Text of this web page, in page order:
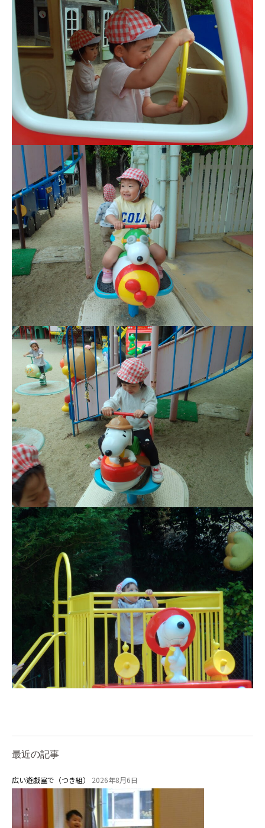
最近の記事
広い遊戯室で（つき組） 2026年8月6日
お知らせ
今日の幼稚園
園児募集要項
教職員募集
園のこと
園舎案内
安⼼・安全対策
給⾷
課外教室
理事長のことば
教育と保育
美⽊多幼稚園の理想
園の1⽇
年間⾏事
預かり保育［ヒラソル ]
美⽊多チコス
美⽊多チコスについて
美⽊多チコスブログ
未就園児クラス
0歳親子登園［マカロンクラス ]
1歳・2歳親子登園［マリポサクラ
ス ]
2歳児ひとり登園［ゆず組 ]
学校法⼈鴨⾕学園 鳳幼稚園
園
⼤阪府私⽴幼稚園連盟
社会福祉法人野田福祉会